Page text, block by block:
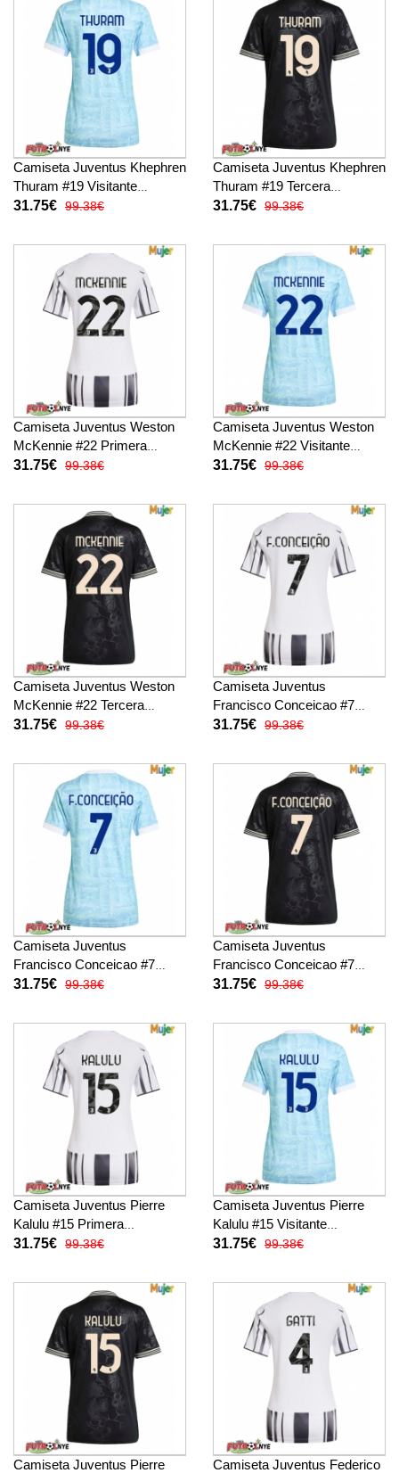
Camiseta Juventus Khephren
Thuram #19 Visitante
Equipación para mujer 2025-
31.75€ 99.38€
Camiseta Juventus Khephren
Thuram #19 Tercera
Equipación para mujer 2025-
31.75€ 99.38€
Camiseta Juventus Weston
McKennie #22 Primera
Equipación para mujer 2025-
31.75€ 99.38€
Camiseta Juventus Weston
McKennie #22 Visitante
Equipación para mujer 2025-
31.75€ 99.38€
Camiseta Juventus Weston
McKennie #22 Tercera
Equipación para mujer 2025-
31.75€ 99.38€
Camiseta Juventus
Francisco Conceicao #7
Primera Equipación para
31.75€ 99.38€
Camiseta Juventus
Francisco Conceicao #7
Visitante Equipación para
31.75€ 99.38€
Camiseta Juventus
Francisco Conceicao #7
Tercera Equipación para
31.75€ 99.38€
Camiseta Juventus Pierre
Kalulu #15 Primera
Equipación para mujer 2025-
31.75€ 99.38€
Camiseta Juventus Pierre
Kalulu #15 Visitante
Equipación para mujer 2025-
31.75€ 99.38€
Camiseta Juventus Pierre
Camiseta Juventus Federico